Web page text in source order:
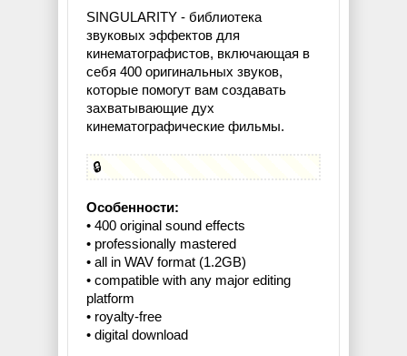
SINGULARITY - библиотека
звуковых эффектов для
кинематографистов, включающая в
себя 400 оригинальных звуков,
которые помогут вам создавать
захватывающие дух
кинематографические фильмы.
🔒
Особенности:
• 400 original sound effects
• professionally mastered
• all in WAV format (1.2GB)
• compatible with any major editing
platform
• royalty-free
• digital download